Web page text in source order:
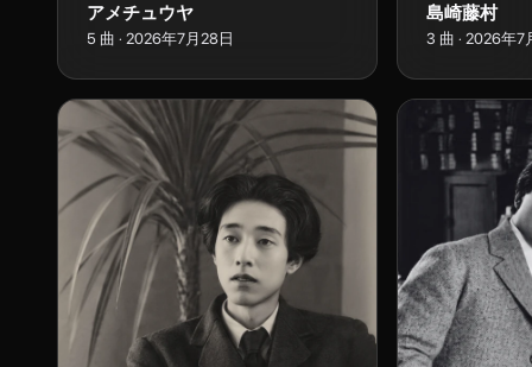
アメチュウヤ
5 曲 · 2026年7月28日
島崎藤村
3 曲 · 2026年7